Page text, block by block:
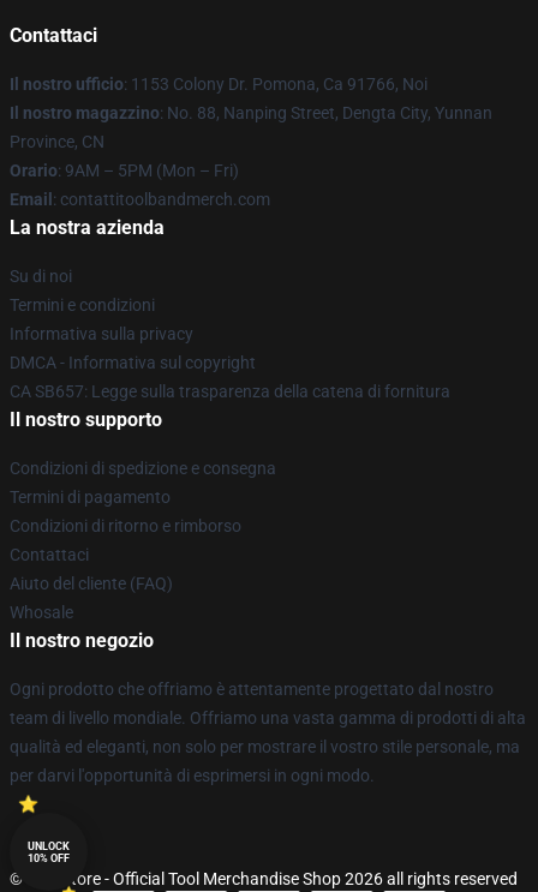
Contattaci
Il nostro ufficio: 1153 Colony Dr. Pomona, Ca 91766, Noi
Il nostro magazzino: No. 88, Nanping Street, Dengta City, Yunnan
Province, CN
Orario: 9AM – 5PM (Mon – Fri)
Email : contattitoolbandmerch.com
La nostra azienda
Su di noi
Termini e condizioni
Informativa sulla privacy
DMCA - Informativa sul copyright
CA SB657: Legge sulla trasparenza della catena di fornitura
Il nostro supporto
Condizioni di spedizione e consegna
Termini di pagamento
Condizioni di ritorno e rimborso
Contattaci
Aiuto del cliente (FAQ)
Whosale
Il nostro negozio
Ogni prodotto che offriamo è attentamente progettato dal nostro
team di livello mondiale. Offriamo una vasta gamma di prodotti di alta
qualità ed eleganti, non solo per mostrare il vostro stile personale, ma
per darvi l'opportunità di esprimersi in ogni modo.
© Tool Store - Official Tool Merchandise Shop 2026 all rights reserved
UNLOCK
10% OFF